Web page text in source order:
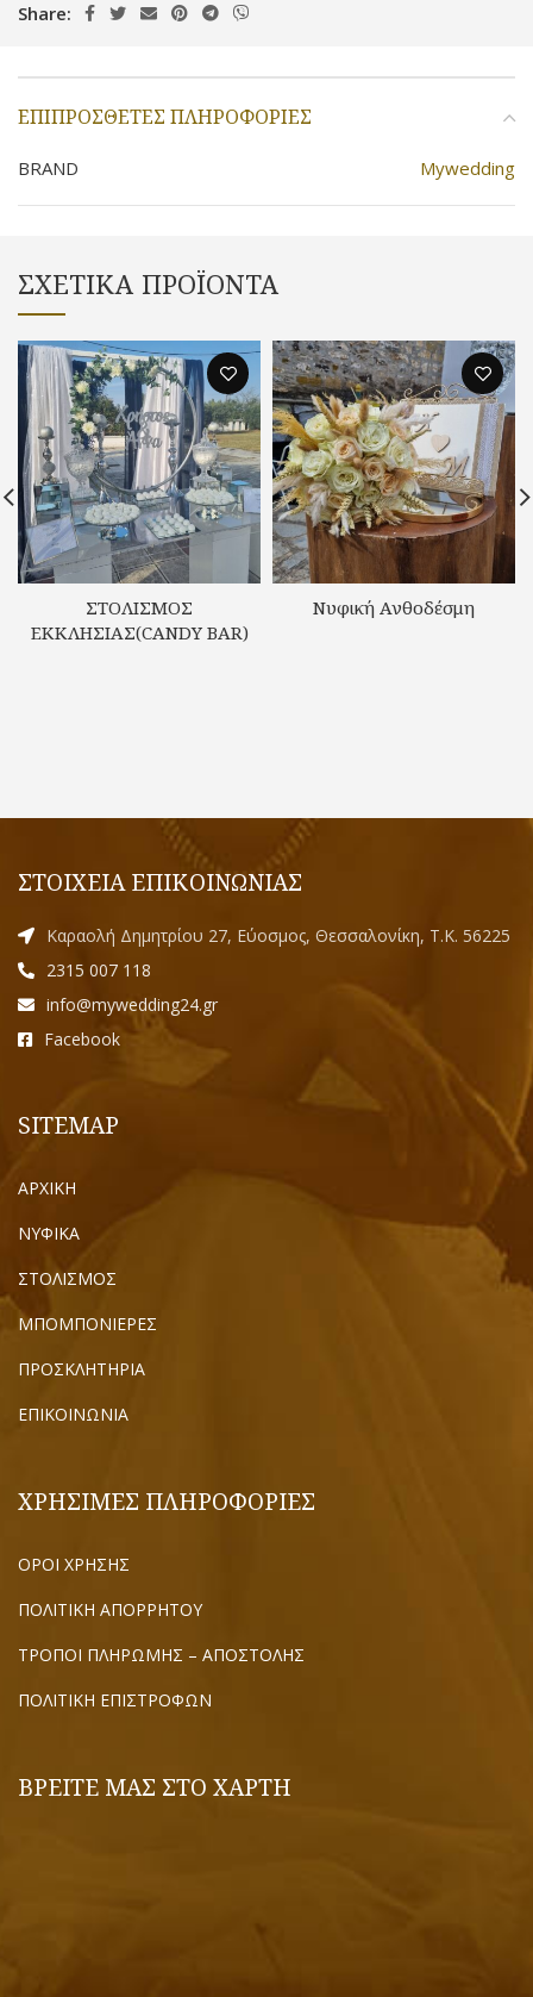
Share:
ΕΠΙΠΡΌΣΘΕΤΕΣ ΠΛΗΡΟΦΟΡΊΕΣ
BRAND Mywedding
ΣΧΕΤΙΚΆ ΠΡΟΪΌΝΤΑ
ΣΤΟΛΙΣΜΟΣ
ΕΚΚΛΗΣΙΑΣ(CANDY BAR)
Νυφική Ανθοδέσμη
ΣΤΟΙΧΕΙΑ ΕΠΙΚΟΙΝΩΝΙΑΣ
Καραολή Δημητρίου 27, Εύοσμος, Θεσσαλονίκη, Τ.Κ. 56225
2315 007 118
info@mywedding24.gr
Facebook
SITEMAP
ΑΡΧΙΚΗ
ΝΥΦΙΚΑ
ΣΤΟΛΙΣΜΟΣ
ΜΠΟΜΠΟΝΙΕΡΕΣ
ΠΡΟΣΚΛΗΤΗΡΙΑ
ΕΠΙΚΟΙΝΩΝΙΑ
ΧΡΗΣΙΜΕΣ ΠΛΗΡΟΦΟΡΙΕΣ
ΟΡΟΙ ΧΡΗΣΗΣ
ΠΟΛΙΤΙΚΗ ΑΠΟΡΡΗΤΟΥ
ΤΡΟΠΟΙ ΠΛΗΡΩΜΗΣ – ΑΠΟΣΤΟΛΗΣ
ΠΟΛΙΤΙΚΗ ΕΠΙΣΤΡΟΦΩΝ
ΒΡΕΙΤΕ ΜΑΣ ΣΤΟ ΧΑΡΤΗ